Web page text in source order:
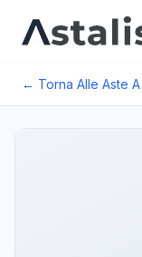
← Torna Alle Aste A